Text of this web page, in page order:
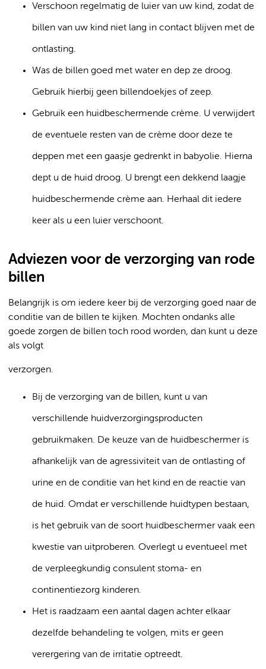
Verschoon regelmatig de luier van uw kind, zodat de
billen van uw kind niet lang in contact blijven met de
ontlasting.
Was de billen goed met water en dep ze droog.
Gebruik hierbij geen billendoekjes of zeep.
Gebruik een huidbeschermende crème. U verwijdert
de eventuele resten van de crème door deze te
deppen met een gaasje gedrenkt in babyolie. Hierna
dept u de huid droog. U brengt een dekkend laagje
huidbeschermende crème aan. Herhaal dit iedere
keer als u een luier verschoont.
Adviezen voor de verzorging van rode
billen
Belangrijk is om iedere keer bij de verzorging goed naar de
conditie van de billen te kijken. Mochten ondanks alle
goede zorgen de billen toch rood worden, dan kunt u deze
als volgt
verzorgen.
Bij de verzorging van de billen, kunt u van
verschillende huidverzorgingsproducten
gebruikmaken. De keuze van de huidbeschermer is
afhankelijk van de agressiviteit van de ontlasting of
urine en de conditie van het kind en de reactie van
de huid. Omdat er verschillende huidtypen bestaan,
is het gebruik van de soort huidbeschermer vaak een
kwestie van uitproberen. Overlegt u eventueel met
de verpleegkundig consulent stoma- en
continentiezorg kinderen.
Het is raadzaam een aantal dagen achter elkaar
dezelfde behandeling te volgen, mits er geen
verergering van de irritatie optreedt.